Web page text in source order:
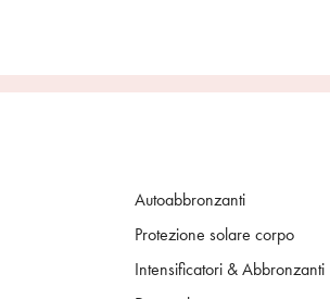
Autoabbronzanti
Protezione solare corpo
Intensificatori & Abbronzanti